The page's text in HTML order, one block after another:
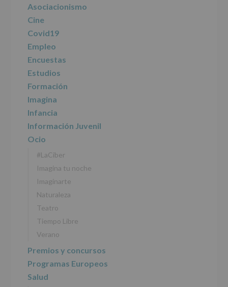
tratamiento
de
datos
personales
INFORMACIÓN
SOBRE
PROTECCIÓN
DE
DATOS
(REGLAMENTO
EUROPEO
2016/679
27
abril
de
2016)
AYUNTAMIENTO
DE
Finalidad
Información
actividades
y
programas
principal
Asociacionismo
Cine
Covid19
Empleo
Encuestas
Estudios
Formación
Imagina
Infancia
Información Juvenil
Ocio
#LaCiber
Imagina tu noche
Imaginarte
Naturaleza
Teatro
Tiempo Libre
Verano
Premios y concursos
Programas Europeos
Salud